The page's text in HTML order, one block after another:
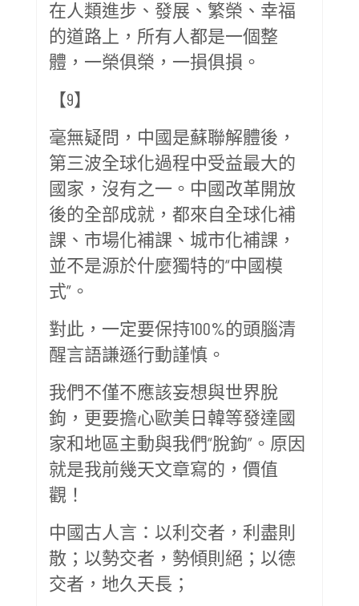
在人類進步、發展、繁榮、幸福
的道路上，所有人都是一個整
體，一榮俱榮，一損俱損。
【9】
毫無疑問，中國是蘇聯解體後，
第三波全球化過程中受益最大的
國家，沒有之一。中國改革開放
後的全部成就，都來自全球化補
課、市場化補課、城市化補課，
並不是源於什麼獨特的“中國模
式”。
對此，一定要保持100%的頭腦清
醒言語謙遜行動謹慎。
我們不僅不應該妄想與世界脫
鉤，更要擔心歐美日韓等發達國
家和地區主動與我們“脫鉤”。原因
就是我前幾天文章寫的，價值
觀！
中國古人言：以利交者，利盡則
散；以勢交者，勢傾則絕；以德
交者，地久天長；